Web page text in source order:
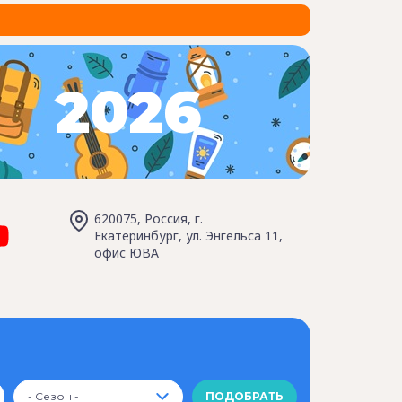
2026
620075, Россия, г.
Екатеринбург, ул. Энгельса 11,
офис ЮВА
- Сезон -